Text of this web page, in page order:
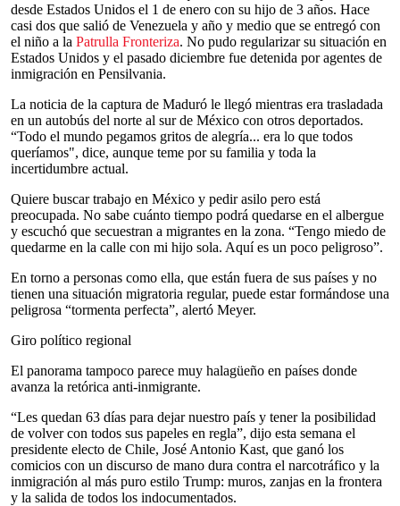
desde Estados Unidos el 1 de enero con su hijo de 3 años. Hace
casi dos que salió de Venezuela y año y medio que se entregó con
el niño a la Patrulla Fronteriza. No pudo regularizar su situación en
Estados Unidos y el pasado diciembre fue detenida por agentes de
inmigración en Pensilvania.
La noticia de la captura de Maduró le llegó mientras era trasladada
en un autobús del norte al sur de México con otros deportados.
“Todo el mundo pegamos gritos de alegría... era lo que todos
queríamos", dice, aunque teme por su familia y toda la
incertidumbre actual.
Quiere buscar trabajo en México y pedir asilo pero está
preocupada. No sabe cuánto tiempo podrá quedarse en el albergue
y escuchó que secuestran a migrantes en la zona. “Tengo miedo de
quedarme en la calle con mi hijo sola. Aquí es un poco peligroso”.
En torno a personas como ella, que están fuera de sus países y no
tienen una situación migratoria regular, puede estar formándose una
peligrosa “tormenta perfecta”, alertó Meyer.
Giro político regional
El panorama tampoco parece muy halagüeño en países donde
avanza la retórica anti-inmigrante.
“Les quedan 63 días para dejar nuestro país y tener la posibilidad
de volver con todos sus papeles en regla”, dijo esta semana el
presidente electo de Chile, José Antonio Kast, que ganó los
comicios con un discurso de mano dura contra el narcotráfico y la
inmigración al más puro estilo Trump: muros, zanjas en la frontera
y la salida de todos los indocumentados.